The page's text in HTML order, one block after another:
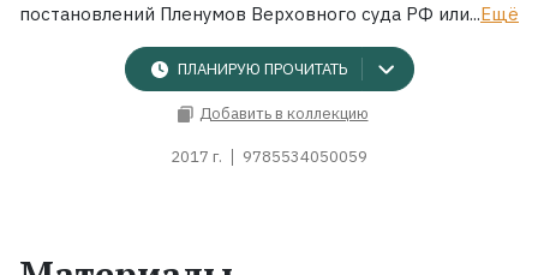
постановлений Пленумов Верховного суда РФ или...Ещё
ПЛАНИРУЮ ПРОЧИТАТЬ
Добавить в коллекцию
2017 г. 9785534050059